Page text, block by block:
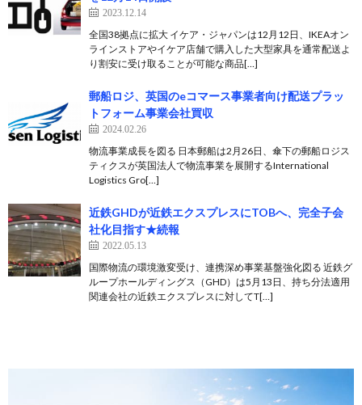
2023.12.14
全国38拠点に拡大 イケア・ジャパンは12月12日、IKEAオン
ラインストアやイケア店舗で購入した大型家具を通常配送よ
り割安に受け取ることが可能な商品[…]
郵船ロジ、英国のeコマース事業者向け配送プラッ
トフォーム事業会社買収
2024.02.26
物流事業成長を図る 日本郵船は2月26日、傘下の郵船ロジス
ティクスが英国法人で物流事業を展開するInternational
Logistics Gro[…]
近鉄GHDが近鉄エクスプレスにTOBへ、完全子会
社化目指す★続報
2022.05.13
国際物流の環境激変受け、連携深め事業基盤強化図る 近鉄グ
ループホールディングス（GHD）は5月13日、持ち分法適用
関連会社の近鉄エクスプレスに対してT[…]